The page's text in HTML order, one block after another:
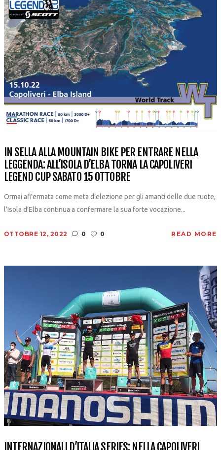
IN SELLA ALLA MOUNTAIN BIKE PER ENTRARE NELLA
LEGGENDA: ALL’ISOLA D’ELBA TORNA LA CAPOLIVERI
LEGEND CUP SABATO 15 OTTOBRE
Ormai affermata come meta d’elezione per gli amanti delle due ruote,
l’Isola d’Elba continua a confermare la sua forte vocazione...
OTTOBRE 12, 2022 0 0 READ MORE
INTERNAZIONALI D’ITALIA SERIES: NELLA CAPOLIVERI